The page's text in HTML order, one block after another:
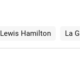
Lewis Hamilton La